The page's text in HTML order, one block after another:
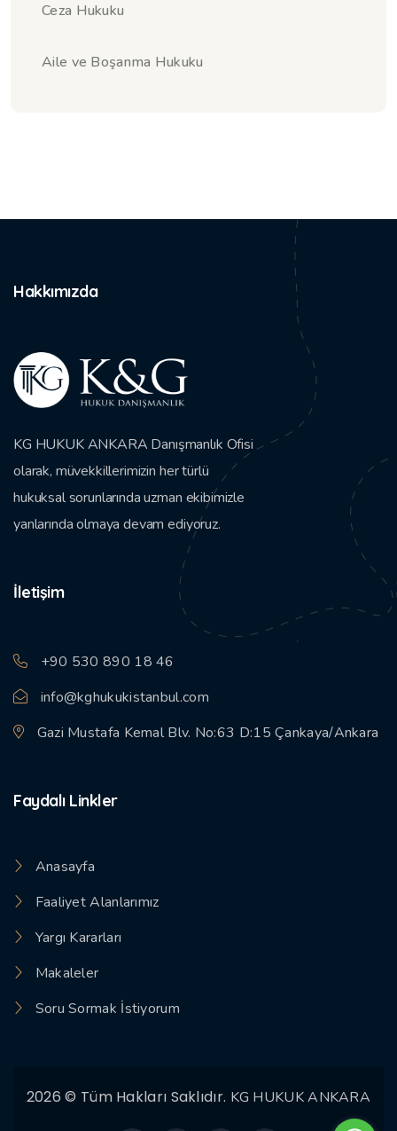
Ceza Hukuku
Aile ve Boşanma Hukuku
Hakkımızda
KG HUKUK ANKARA Danışmanlık Ofisi
olarak, müvekkillerimizin her türlü
hukuksal sorunlarında uzman ekibimizle
yanlarında olmaya devam ediyoruz.
İletişim
+90 530 890 18 46
info@kghukukistanbul.com
Gazi Mustafa Kemal Blv. No:63 D:15 Çankaya/Ankara
Faydalı Linkler
Anasayfa
Faaliyet Alanlarımız
Yargı Kararları
Makaleler
Soru Sormak İstiyorum
2026 © Tüm Hakları Saklıdır. KG HUKUK ANKARA